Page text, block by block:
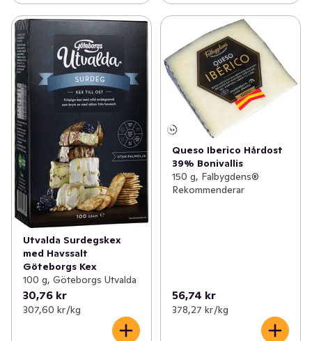
Utvalda Surdegskex
med Havssalt
Göteborgs Kex
100 g, Göteborgs Utvalda
30,76 kr
307,60 kr /kg
Queso Iberico Hårdost
39% Bonivallis
150 g, Falbygdens®
Rekommenderar
56,74 kr
378,27 kr /kg